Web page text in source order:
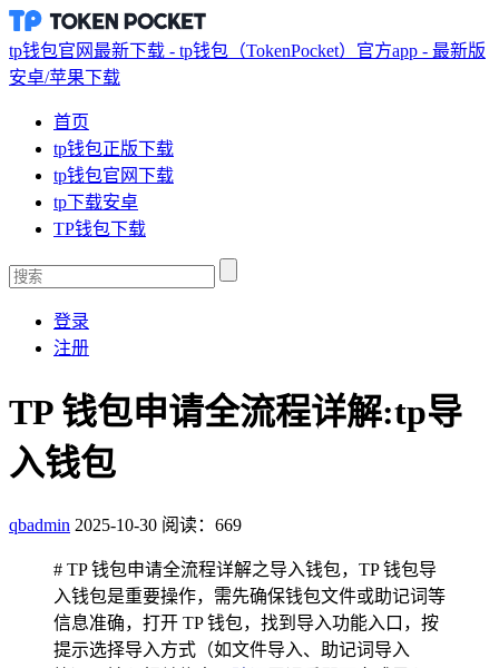
tp钱包官网最新下载 - tp钱包（TokenPocket）官方app - 最新版
安卓/苹果下载
首页
tp钱包正版下载
tp钱包官网下载
tp下载安卓
TP钱包下载
登录
注册
TP 钱包申请全流程详解:tp导
入钱包
qbadmin 2025-10-30 阅读：669
# TP 钱包申请全流程详解之导入钱包，TP 钱包导
入钱包是重要操作，需先确保钱包文件或助记词等
信息准确，打开 TP 钱包，找到导入功能入口，按
提示选择导入方式（如文件导入、助记词导入